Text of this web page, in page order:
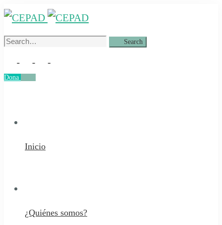
Search
Search
Dona
Inicio
¿Quiénes somos?